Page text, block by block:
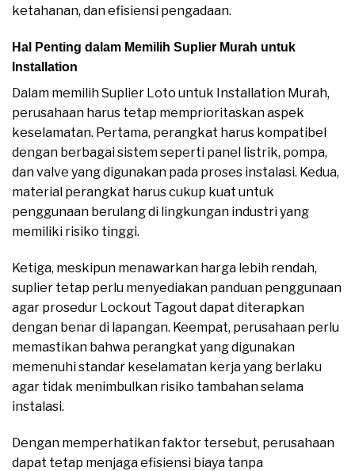
ketahanan, dan efisiensi pengadaan.
Hal Penting dalam Memilih Suplier Murah untuk
Installation
Dalam memilih Suplier Loto untuk Installation Murah,
perusahaan harus tetap memprioritaskan aspek
keselamatan. Pertama, perangkat harus kompatibel
dengan berbagai sistem seperti panel listrik, pompa,
dan valve yang digunakan pada proses instalasi. Kedua,
material perangkat harus cukup kuat untuk
penggunaan berulang di lingkungan industri yang
memiliki risiko tinggi.
Ketiga, meskipun menawarkan harga lebih rendah,
suplier tetap perlu menyediakan panduan penggunaan
agar prosedur Lockout Tagout dapat diterapkan
dengan benar di lapangan. Keempat, perusahaan perlu
memastikan bahwa perangkat yang digunakan
memenuhi standar keselamatan kerja yang berlaku
agar tidak menimbulkan risiko tambahan selama
instalasi.
Dengan memperhatikan faktor tersebut, perusahaan
dapat tetap menjaga efisiensi biaya tanpa